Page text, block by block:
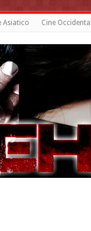
Asiatico Cine Occidental